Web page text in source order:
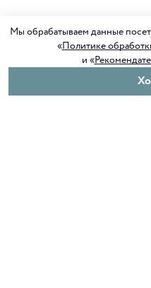
Мы обрабатываем данные
«Политике
и «